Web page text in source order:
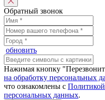
Обратный звонок
обновить
Нажимая кнопку
на обработку персональных
что ознакомлены с
персональных данных.